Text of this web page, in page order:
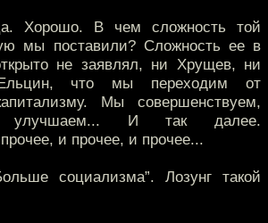
Хорошо. В чем сложность той
мы поставили? Сложность ее в
не заявлял, ни Хрущев, ни
что мы переходим от
Мы совершенствуем,
улучшаем... И так далее.
и прочее, и прочее...
социализма”. Лозунг такой